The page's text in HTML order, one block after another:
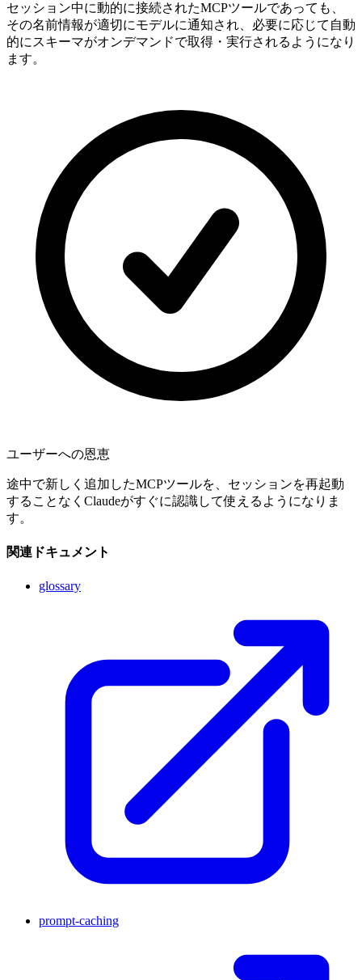
セッション中に動的に接続されたMCPツールであっても、
その名前情報が適切にモデルに通知され、必要に応じて自動
的にスキーマがオンデマンドで取得・実行されるようになり
ます。
ユーザーへの恩恵
途中で新しく追加したMCPツールを、セッションを再起動
することなくClaudeがすぐに認識して使えるようになりま
す。
関連ドキュメント
glossary
prompt-caching